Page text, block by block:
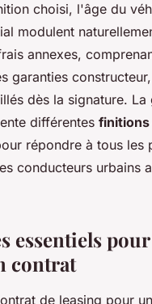
choisi, l'âge du
modulent
annexes,
garanties
dès la signature. La
différentes
répondre à tous les
conducteurs urbains
essentiels
contrat
de leasing pour